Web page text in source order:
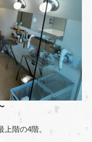
上階の4階。